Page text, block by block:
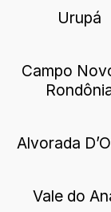
Urupá
Campo
Alvorada
Vale do